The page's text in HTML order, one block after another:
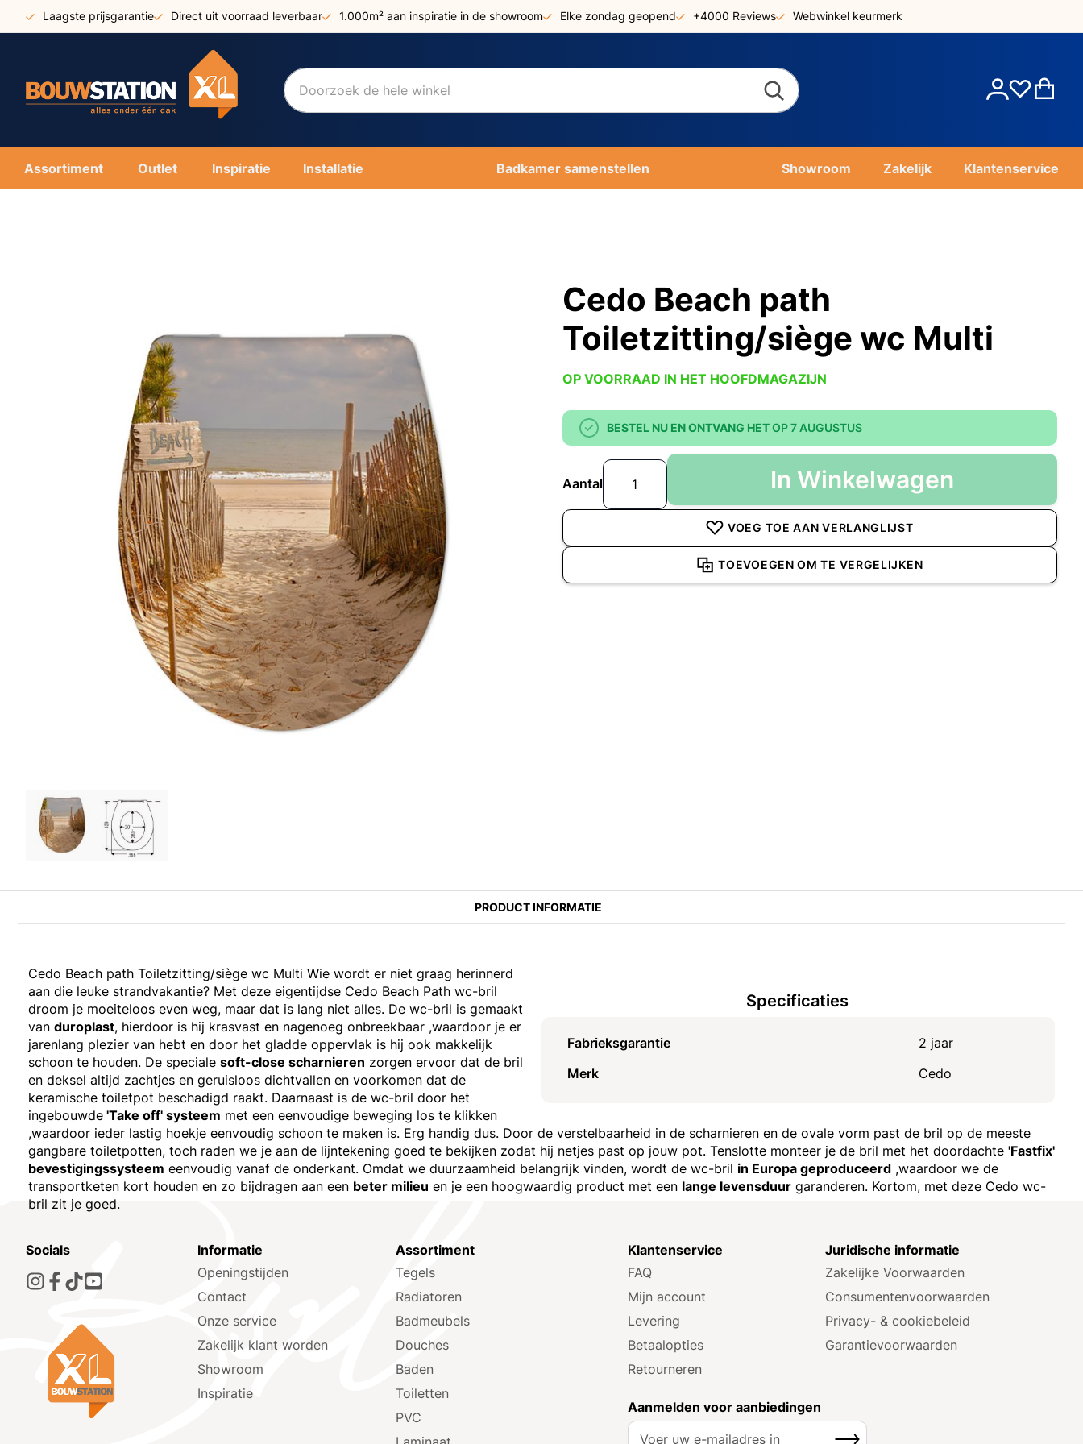
Ga
naar
Laagste prijsgarantie Direct uit voorraad leverbaar 1.000m² aan inspiratie in de showroom Elke zondag geopend +4000 Reviews Webwinkel keurmerk
Account
Assortiment Outlet Inspiratie Installatie Badkamer samenstellen Showroom Zakelijk Klantenservice
Cedo Beach path
Toiletzitting/siège wc Multi
OP VOORRAAD IN HET HOOFDMAGAZIJN
BESTEL NU EN ONTVANG HETOP 7 AUGUSTUS
Aantal In Winkelwagen
VOEG TOE AAN VERLANGLIJST
TOEVOEGEN OM TE VERGELIJKEN
PRODUCT INFORMATIE
Specificaties
Fabrieksgarantie
2 jaar
Merk
Cedo
Cedo Beach path Toiletzitting/siège wc Multi Wie wordt er niet graag herinnerd
aan die leuke strandvakantie? Met deze eigentijdse Cedo Beach Path wc-bril
droom je moeiteloos even weg, maar dat is lang niet alles. De wc-bril is gemaakt
van duroplast, hierdoor is hij krasvast en nagenoeg onbreekbaar ,waardoor je er
jarenlang plezier van hebt en door het gladde oppervlak is hij ook makkelijk
schoon te houden. De speciale soft-close scharnieren zorgen ervoor dat de bril
en deksel altijd zachtjes en geruisloos dichtvallen en voorkomen dat de
keramische toiletpot beschadigd raakt. Daarnaast is de wc-bril door het
ingebouwde 'Take off' systeem met een eenvoudige beweging los te klikken
,waardoor ieder lastig hoekje eenvoudig schoon te maken is. Erg handig dus. Door de verstelbaarheid in de scharnieren en de ovale vorm past de bril op de meeste
gangbare toiletpotten, toch raden we je aan de lijntekening goed te bekijken zodat hij netjes past op jouw pot. Tenslotte monteer je de bril met het doordachte 'Fastfix'
bevestigingssysteem eenvoudig vanaf de onderkant. Omdat we duurzaamheid belangrijk vinden, wordt de wc-bril in Europa geproduceerd ,waardoor we de
transportketen kort houden en zo bijdragen aan een beter milieu en je een hoogwaardig product met een lange levensduur garanderen. Kortom, met deze Cedo wc-
bril zit je goed.
Socials
Informatie
Openingstijden
Contact
Onze service
Zakelijk klant worden
Showroom
Inspiratie
Assortiment
Tegels
Radiatoren
Badmeubels
Douches
Baden
Toiletten
PVC
Klantenservice
FAQ
Mijn account
Levering
Betaalopties
Retourneren
Juridische informatie
Zakelijke Voorwaarden
Consumenten­voorwaarden
Privacy- & cookiebeleid
Garantie­voorwaarden
Aanmelden voor aanbiedingen
A
Inschrijven